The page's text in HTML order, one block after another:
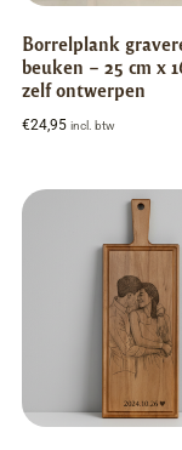
Borrelplank
beuken – 25 cm x
zelf ontwerpen
€24,95 incl. btw